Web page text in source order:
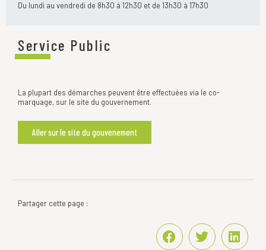
Service Public
La plupart des démarches peuvent être effectuées via le co-
marquage, sur le site du gouvernement.
Aller sur le site du gouvenement
Du lundi au vendredi de 8h30 à 12h30 et de 13h30 à 17h30
Partager cette page :